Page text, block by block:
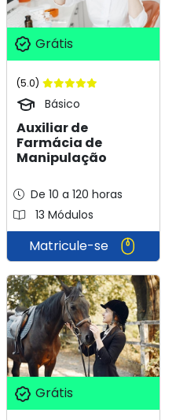
Grátis
(5.0)
Básico
Auxiliar de
Farmácia de
Manipulação
De 10 a 120 horas
13 Módulos
Matricule-se
Grátis